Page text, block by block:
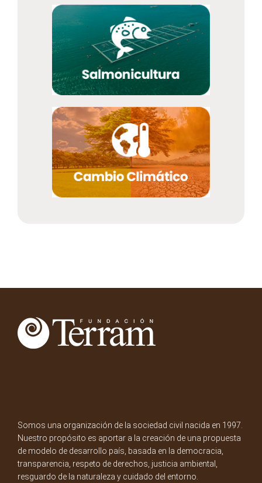
Somos una organización de la sociedad civil nacida en 1997.
Nuestro propósito es aportar a la creación de una propuesta
de modelo de desarrollo país, basada en la democracia,
transparencia, respeto de derechos, justicia ambiental,
resguardo de la naturaleza y cuidado del entorno.